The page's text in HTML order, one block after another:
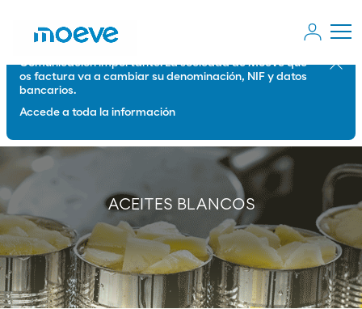
Comunicación importante: La sociedad de Moeve que
os factura va a cambiar su denominación, NIF y datos
bancarios.
Accede a toda la información
Cerrar
ACEITES BLANCOS